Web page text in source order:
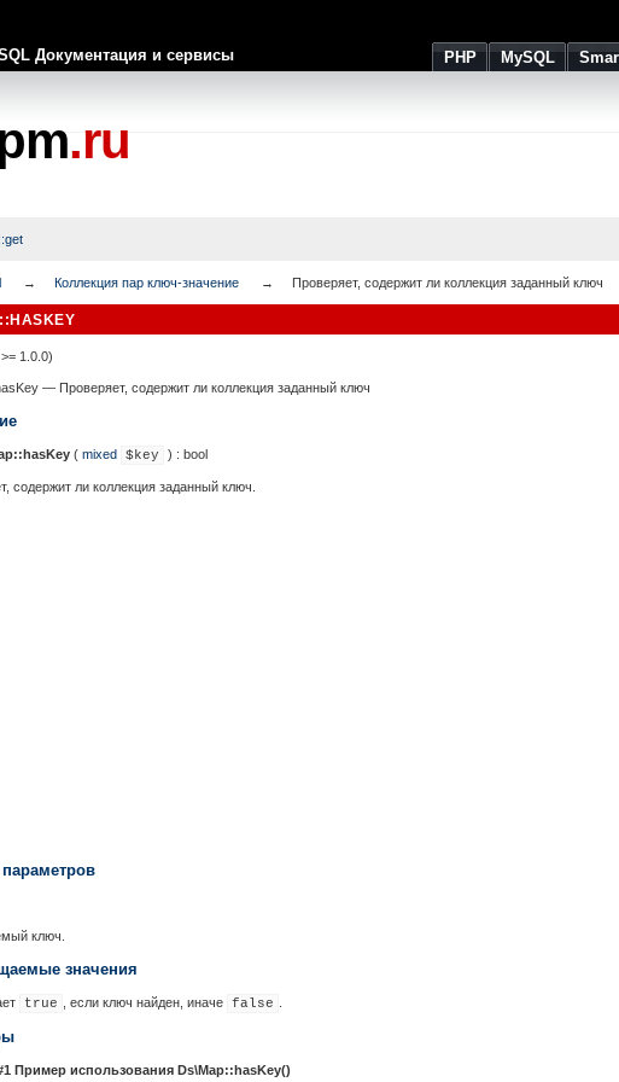
Документация и сервисы PHP MySQL
.ru
Коллекция пар ключ-значение Проверяет, содержит ли коллекция заданный ключ
1.0.0)
— Проверяет, содержит ли коллекция заданный ключ
( mixed $key ) : bool
содержит ли коллекция заданный ключ.
ключ.
значения
true , если ключ найден, иначе false
Пример использования Ds\Map::hasKey()